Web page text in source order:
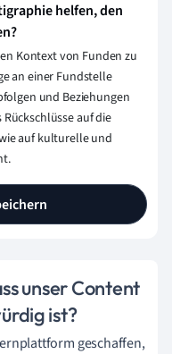
helfen, den
Kontext von Funden zu
an einer Fundstelle
und Beziehungen
auf die
auf kulturelle und
unser Content
ist?
geschaffen,